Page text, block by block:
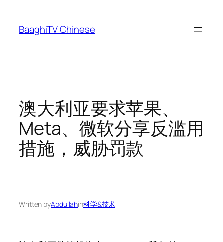
content
BaaghiTV Chinese
澳大利亚要求苹果、
Meta、微软分享反滥用
措施，威胁罚款
Written byAbdullahin科学&技术